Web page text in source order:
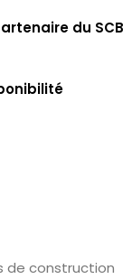
du SCB
de construction